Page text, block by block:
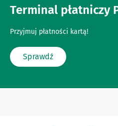
Terminal płatniczy
Przyjmuj płatności kartą!
Sprawdź